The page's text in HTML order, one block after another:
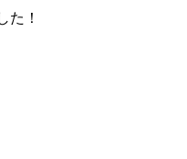
た！